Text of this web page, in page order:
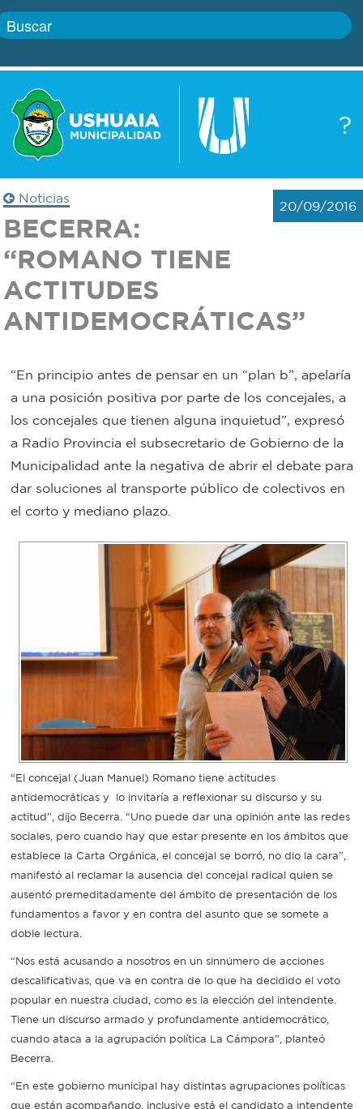
?
Boletín
Defensa
civil
Bromatología
Rentas
Municipal
Mi
estudiantil
Recorrido
colectivos
Recarga
SUBE
Gobierno
Trámites
Transparencia
Actualidad
Personal
municipal
Noticias
20/09/2016
BECERRA:
“ROMANO TIENE
ACTITUDES
ANTIDEMOCRÁTICAS”
“En principio antes de pensar en un “plan b”, apelaría
a una posición positiva por parte de los concejales, a
los concejales que tienen alguna inquietud”, expresó
a Radio Provincia el subsecretario de Gobierno de la
Municipalidad ante la negativa de abrir el debate para
dar soluciones al transporte público de colectivos en
el corto y mediano plazo.
“El concejal (Juan Manuel) Romano tiene actitudes
antidemocráticas y lo invitaría a reflexionar su discurso y su
actitud”, dijo Becerra. “Uno puede dar una opinión ante las redes
sociales, pero cuando hay que estar presente en los ámbitos que
establece la Carta Orgánica, el concejal se borró, no dio la cara”,
manifestó al reclamar la ausencia del concejal radical quien se
ausentó premeditadamente del ámbito de presentación de los
fundamentos a favor y en contra del asunto que se somete a
doble lectura.
“Nos está acusando a nosotros en un sinnúmero de acciones
descalificativas, que va en contra de lo que ha decidido el voto
popular en nuestra ciudad, como es la elección del intendente.
Tiene un discurso armado y profundamente antidemocrático,
cuando ataca a la agrupación política La Cámpora”, planteó
Becerra.
“En este gobierno municipal hay distintas agrupaciones políticas
que están acompañando, inclusive está el candidato a intendente